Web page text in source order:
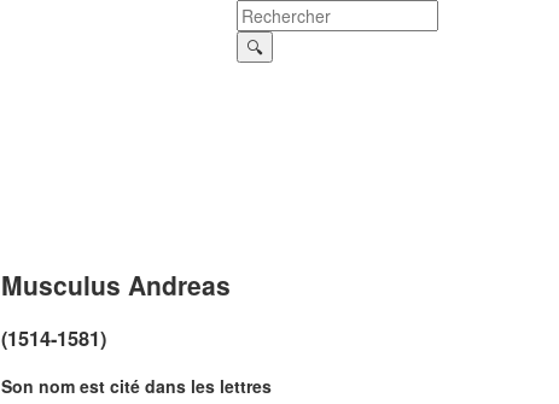
Musculus Andreas
(1514-1581)
Son nom est cité dans les lettres